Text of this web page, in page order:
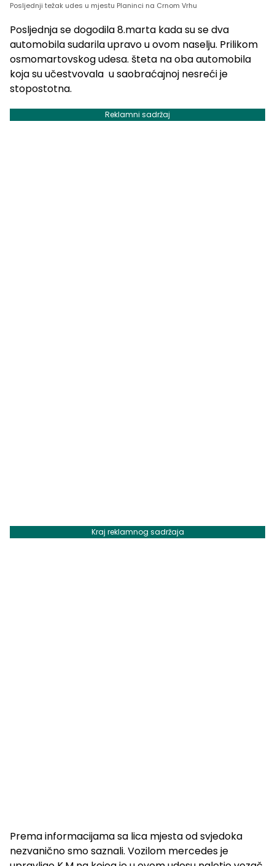
Posljednji težak udes u mjestu Planinci na Crnom Vrhu
Posljednja se dogodila 8.marta kada su se dva
automobila sudarila upravo u ovom naselju. Prilikom
osmomartovskog udesa. šteta na oba automobila
koja su učestvovala u saobraćajnoj nesreći je
stopostotna.
Reklamni sadržaj
Kraj reklamnog sadržaja
Prema informacijama sa lica mjesta od svjedoka
nezvanično smo saznali. Vozilom mercedes je